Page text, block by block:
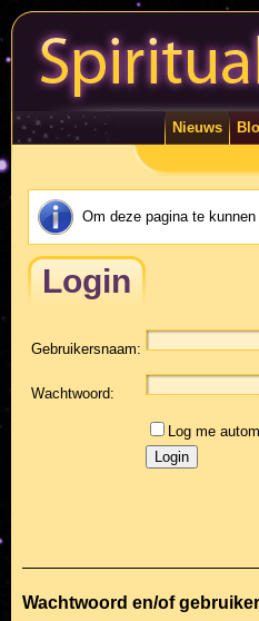
Nieuws
Om deze pagina te
Login
Gebruikersnaam:
Wachtwoord:
Log me
Wachtwoord en/of